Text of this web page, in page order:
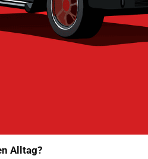
Alltag?